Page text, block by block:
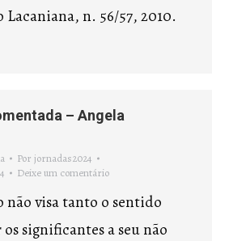
Lacaniana, n. 56/57, 2010.
– Angela
Por jornadas2024
Deixe um comentário
não visa tanto o sentido
significantes a seu não